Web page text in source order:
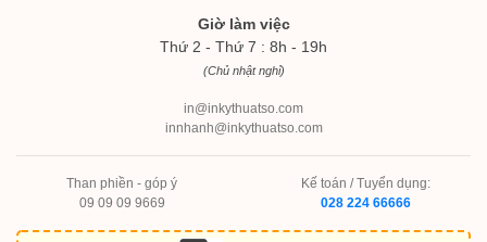
Giờ làm việc
Thứ 2 - Thứ 7 : 8h - 19h
(Chủ nhật nghỉ)
in@inkythuatso.com
innhanh@inkythuatso.com
Than phiền - góp ý
09 09 09 9669
Kế toán / Tuyển dụng:
028 224 66666